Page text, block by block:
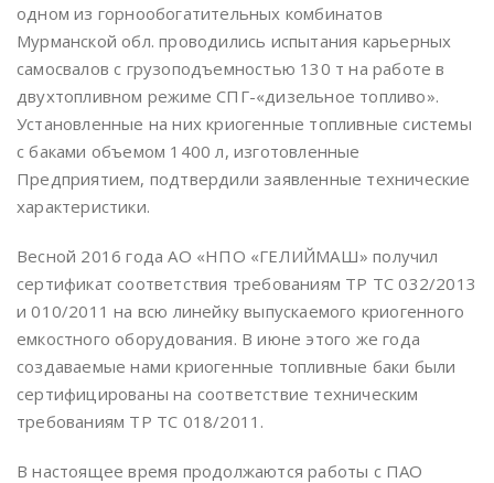
одном из горнообогатительных комбинатов
Мурманской обл. проводились испытания карьерных
самосвалов с грузоподъемностью 130 т на работе в
двухтопливном режиме СПГ-«дизельное топливо».
Установленные на них криогенные топливные системы
с баками объемом 1400 л, изготовленные
Предприятием, подтвердили заявленные технические
характеристики.
Весной 2016 года АО «НПО «ГЕЛИЙМАШ» получил
сертификат соответствия требованиям ТР ТС 032/2013
и 010/2011 на всю линейку выпускаемого криогенного
емкостного оборудования. В июне этого же года
создаваемые нами криогенные топливные баки были
сертифицированы на соответствие техническим
требованиям ТР ТС 018/2011.
В настоящее время продолжаются работы с ПАО